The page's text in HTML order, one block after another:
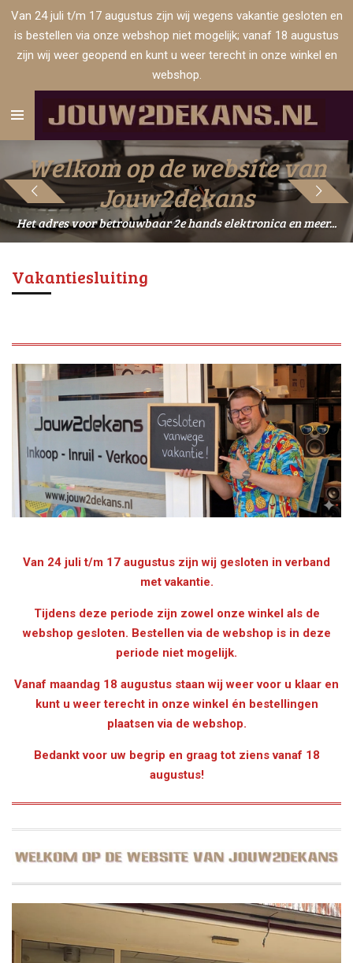
Ga
direct
naar
Van 24 juli t/m 17 augustus zijn wij wegens vakantie gesloten en
is bestellen via onze webshop niet mogelijk; vanaf 18 augustus
zijn wij weer geopend en kunt u weer terecht in onze winkel en
webshop.
Welkom op de website van
Jouw2dekans
Het adres voor betrouwbaar 2e hands elektronica en meer...
Inkoop, Verkoop en Inruil
van elektronica die een tweedekans verdient
Vakantiesluiting
Van 24 juli t/m 17 augustus zijn wij gesloten in verband
met vakantie.
Tijdens deze periode zijn zowel onze winkel als de
webshop gesloten. Bestellen via de webshop is in deze
periode niet mogelijk.
Vanaf maandag 18 augustus staan wij weer voor u klaar en
kunt u weer terecht in onze winkel én bestellingen
plaatsen via de webshop.
Bedankt voor uw begrip en graag tot ziens vanaf 18
augustus!